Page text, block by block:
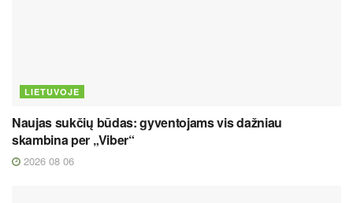
LIETUVOJE
Naujas sukčių būdas: gyventojams vis dažniau
skambina per „Viber“
2026 08 06